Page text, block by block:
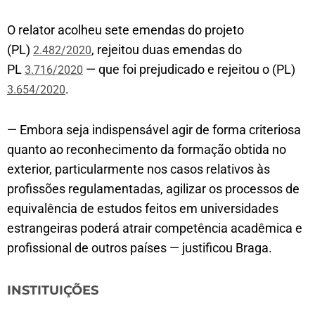
O relator acolheu sete emendas do projeto
(PL) 2.482/2020, rejeitou duas emendas do
PL 3.716/2020 — que foi prejudicado e rejeitou o (PL)
3.654/2020.
— Embora seja indispensável agir de forma criteriosa
quanto ao reconhecimento da formação obtida no
exterior, particularmente nos casos relativos às
profissões regulamentadas, agilizar os processos de
equivalência de estudos feitos em universidades
estrangeiras poderá atrair competência acadêmica e
profissional de outros países — justificou Braga.
INSTITUIÇÕES